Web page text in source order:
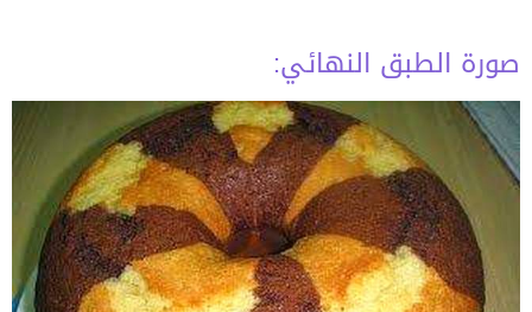
صورة الطبق النهائي: